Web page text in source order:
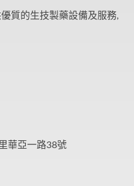
質的生技製藥設備及服務,
華亞一路38號